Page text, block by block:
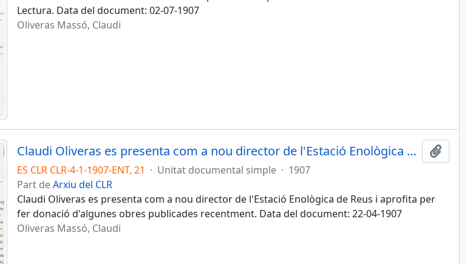
Lectura. Data del document: 02-07-1907
Oliveras Massó, Claudi
Claudi Oliveras es presenta com a nou director de l'Estació Enològica de Reus
ES CLR CLR-4-1-1907-ENT, 21 · Unitat documental simple · 1907
Part deArxiu del CLR
Claudi Oliveras es presenta com a nou director de l'Estació Enològica de Reus i aprofita per
fer donació d'algunes obres publicades recentment. Data del document: 22-04-1907
Oliveras Massó, Claudi